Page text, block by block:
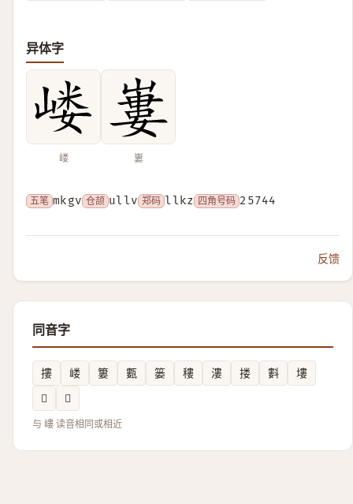
异体字
嵝 㟺
五笔 mkgv 仓颉 ullv 郑码 llkz 四角号码 25744
反馈
同音字
摟 嵝 簍 甊 篓 䅹 漊 搂 㪹
塿
𪍣
𢈢
与 嶁 读音相同或相近